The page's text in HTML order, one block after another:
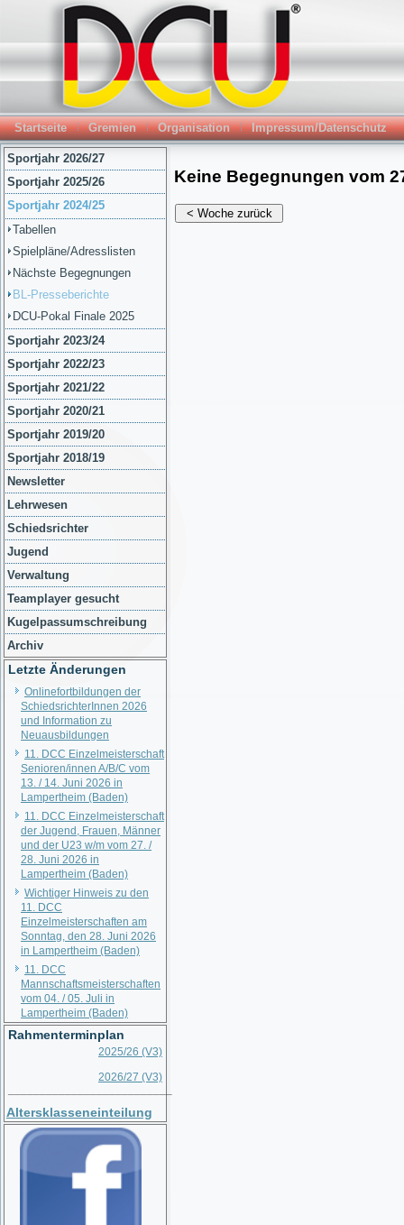
Startseite Gremien Organisation Impressum/Datenschutz
Sportjahr 2026/27
Sportjahr 2025/26
Sportjahr 2024/25
Tabellen
Spielpläne/Adresslisten
Nächste Begegnungen
BL-Presseberichte
DCU-Pokal Finale 2025
Sportjahr 2023/24
Sportjahr 2022/23
Sportjahr 2021/22
Sportjahr 2020/21
Sportjahr 2019/20
Sportjahr 2018/19
Newsletter
Lehrwesen
Schiedsrichter
Jugend
Verwaltung
Teamplayer gesucht
Kugelpassumschreibung
Archiv
Letzte Änderungen
Onlinefortbildungen der
SchiedsrichterInnen 2026
und Information zu
Neuausbildungen
11. DCC Einzelmeisterschaft
Senioren/innen A/B/C vom
13. / 14. Juni 2026 in
Lampertheim (Baden)
11. DCC Einzelmeisterschaft
der Jugend, Frauen, Männer
und der U23 w/m vom 27. /
28. Juni 2026 in
Lampertheim (Baden)
Wichtiger Hinweis zu den
11. DCC
Einzelmeisterschaften am
Sonntag, den 28. Juni 2026
in Lampertheim (Baden)
11. DCC
Mannschaftsmeisterschaften
vom 04. / 05. Juli in
Lampertheim (Baden)
Rahmenterminplan
2025/26 (V3)
2026/27 (V3)
Altersklasseneinteilung